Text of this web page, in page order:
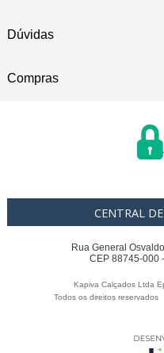
Dúvidas
Compras
CENTRAL
Rua General
CEP 88745-000
Kapiva Calçados Ltda
Todos os direitos reservados